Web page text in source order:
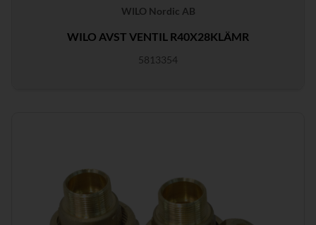
WILO Nordic AB
WILO AVST VENTIL R40X28KLÄMR
5813354